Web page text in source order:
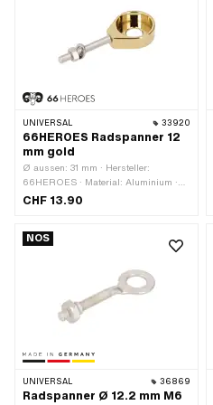
UNIVERSAL 33920
66HEROES Radspanner 12
mm gold
Ø aussen: 31 mm · Hersteller:
66HEROES · Material: Aluminium ·
Oberfläche: poliert · Oberfläche:
Gewindeart: M6x1 (Standardgewinde)
CHF 13.90
NOS
UNIVERSAL 36869
Radspanner Ø 12.2 mm M6